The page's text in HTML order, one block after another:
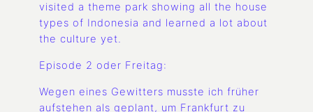
visited a theme park showing all the house
types of Indonesia and learned a lot about
the culture yet.
Episode 2 oder Freitag:
Wegen eines Gewitters musste ich früher
aufstehen als geplant, um Frankfurt zu